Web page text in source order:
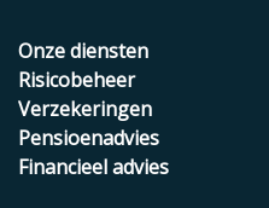
Onze diensten
Risicobeheer
Verzekeringen
Pensioenadvies
Financieel advies